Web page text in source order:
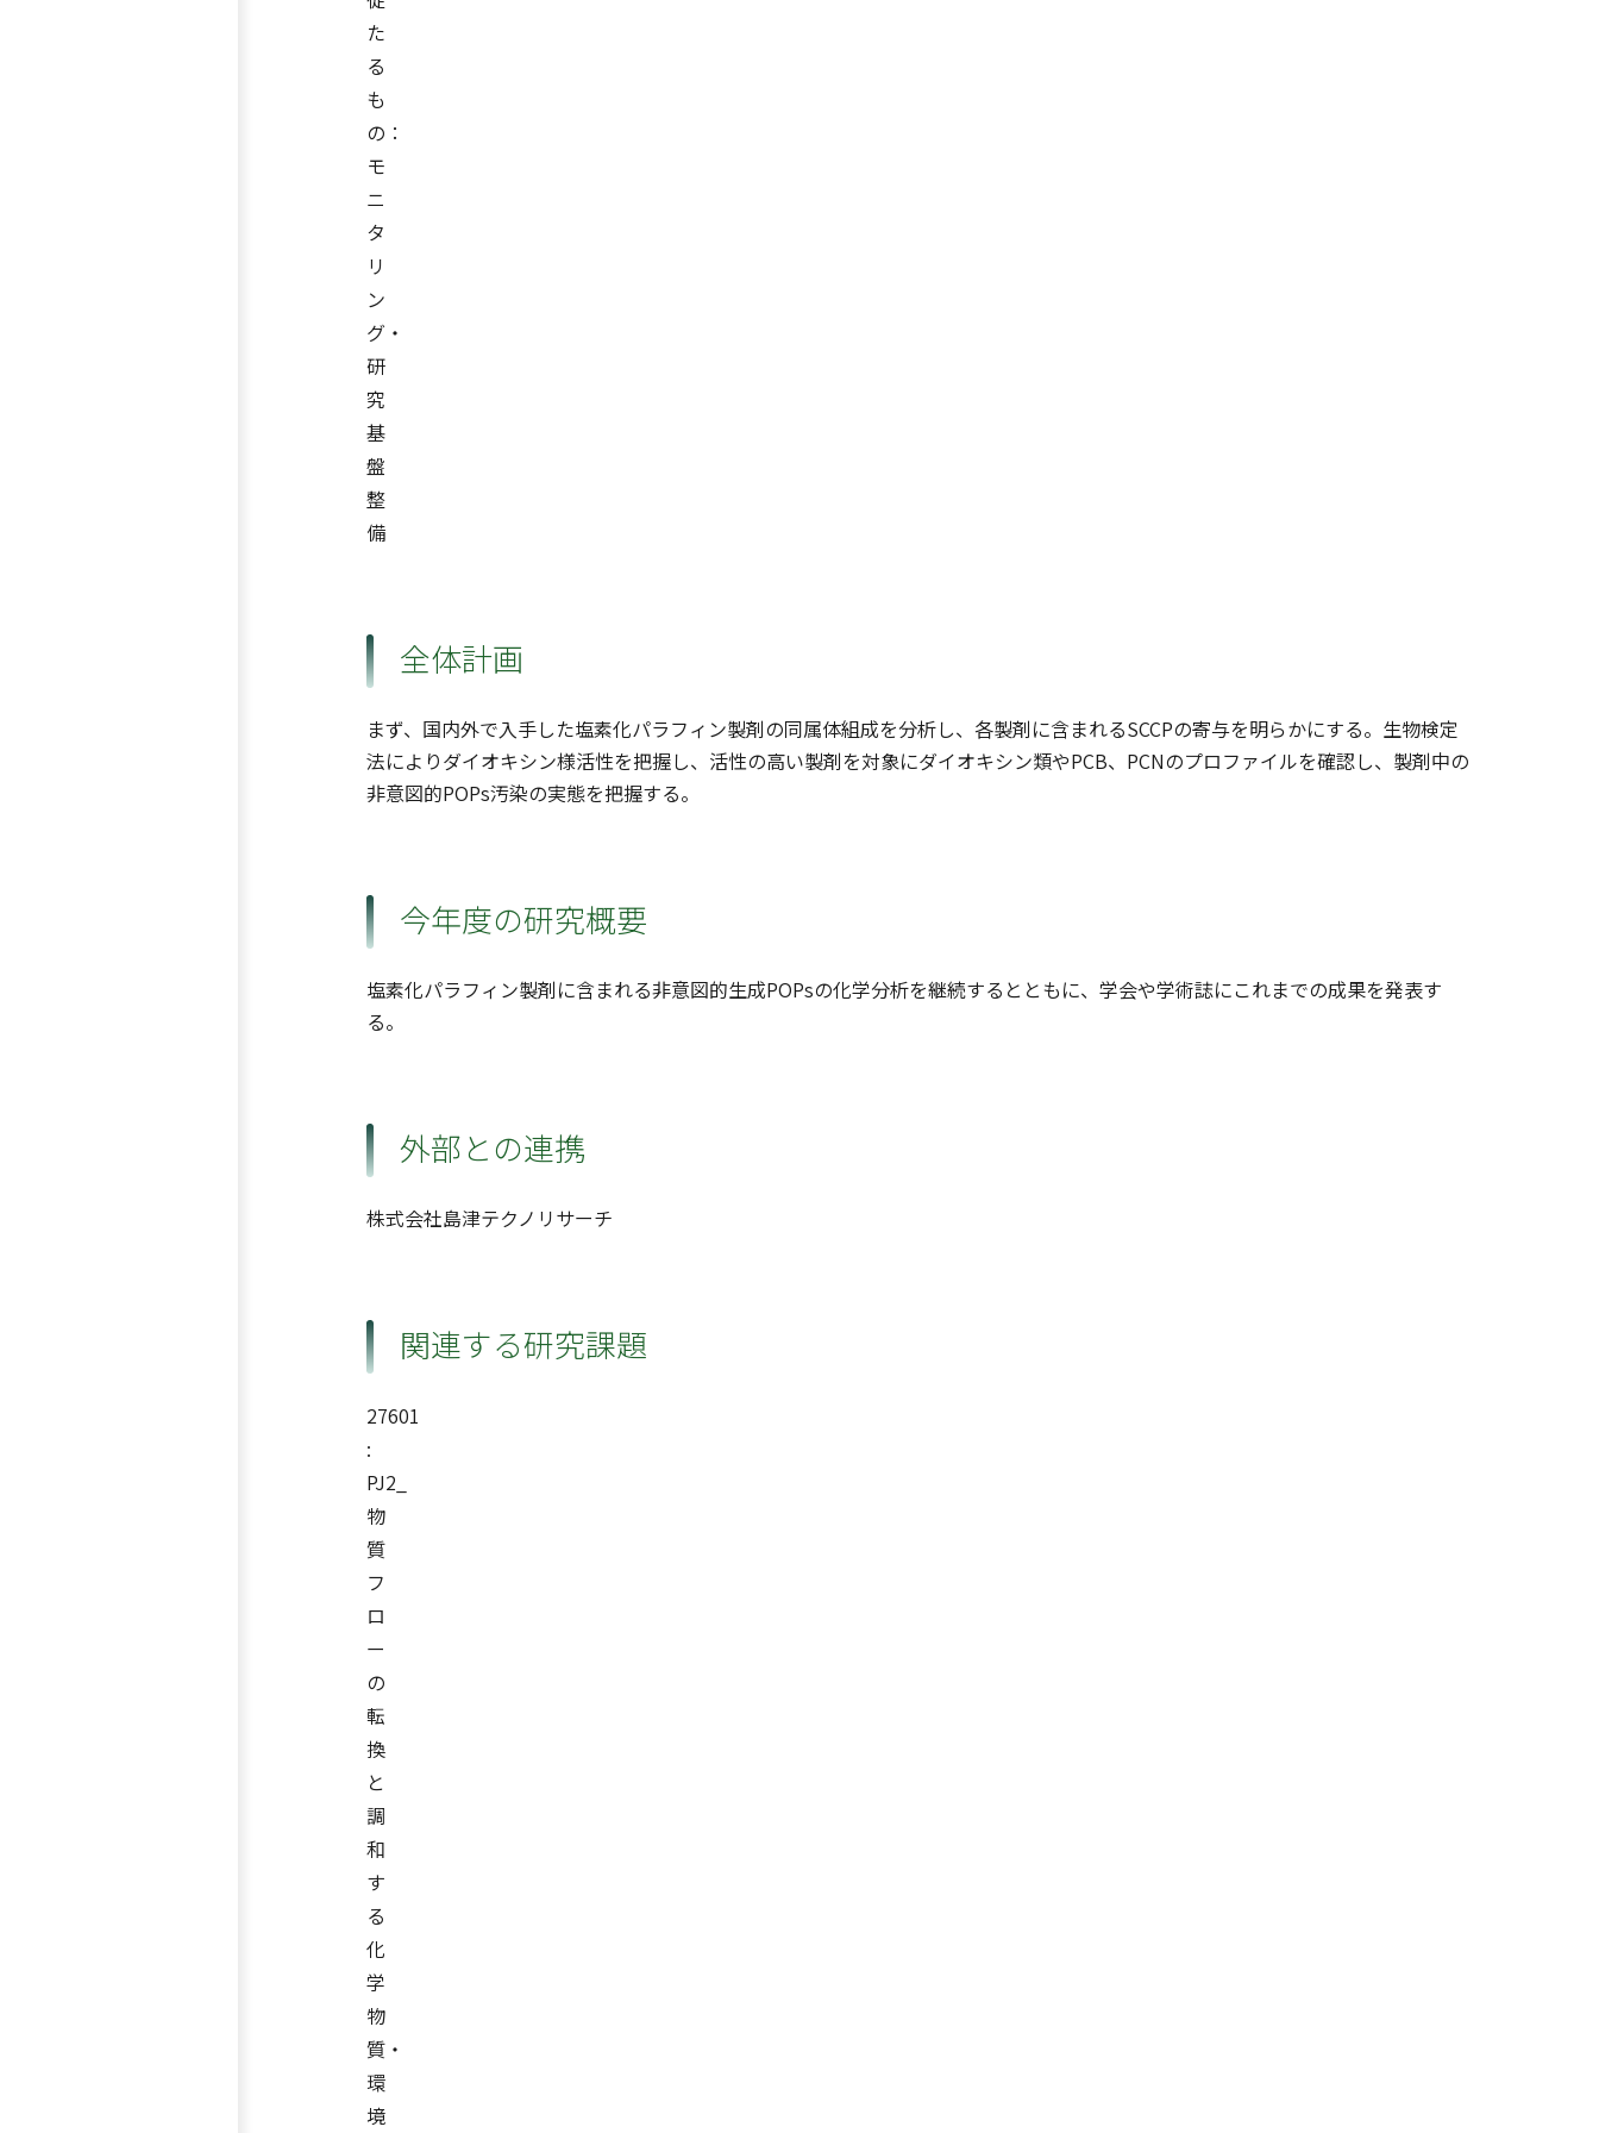
た
る
も
の：
モ
ニ
タ
リ
ン
グ・
研
究
基
盤
整
備
全体計画
まず、国内外で入手した塩素化パラフィン製剤の同属体組成を分析し、各製剤に含まれるSCCPの寄与を明らかにする。生物検定
法によりダイオキシン様活性を把握し、活性の高い製剤を対象にダイオキシン類やPCB、PCNのプロファイルを確認し、製剤中の
非意図的POPs汚染の実態を把握する。
今年度の研究概要
塩素化パラフィン製剤に含まれる非意図的生成POPsの化学分析を継続するとともに、学会や学術誌にこれまでの成果を発表す
る。
外部との連携
株式会社島津テクノリサーチ
関連する研究課題
27601
:
PJ2_
物
質
フ
ロ
ー
の
転
換
と
調
和
す
る
化
学
物
質・
環
境